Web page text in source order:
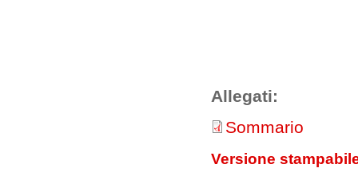
Allegati:
Sommario
Versione